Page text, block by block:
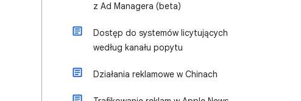
z Ad Managera (beta)
Dostęp do systemów licytujących
według kanału popytu
Działania reklamowe w Chinach